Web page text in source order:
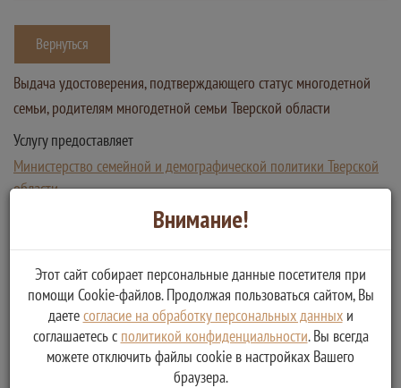
Вернуться
Выдача удостоверения, подтверждающего статус многодетной
семьи, родителям многодетной семьи Тверской области
Услугу предоставляет
Министерство семейной и демографической политики Тверской
области
Выдача удостоверения, подтверждающего статус
многодетной семьи, родителям многодетной семьи в
Тверской области
Внимание!
Этот сайт собирает персональные данные посетителя при
помощи Cookie-файлов. Продолжая пользоваться сайтом, Вы
даетесогласие на обработку персональных данныхи
соглашаетесь с политикой конфиденциальности. Вы всегда
можете отключить файлы cookie в настройках Вашего
браузера.